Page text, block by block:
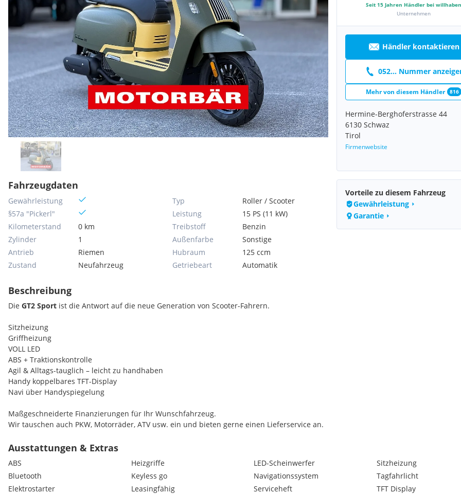
Seit 15 Jahren Händler bei willhaben
Unternehmen
Händler kontaktieren
052... Nummer
Mehr von diesem Händler 816
Hermine-Berghoferstrasse 44
6130 Schwaz
Tirol
Firmenwebsite
Fahrzeugdaten
Gewährleistung
§57a "Pickerl"
Kilometerstand
0 km
Zylinder
1
Antrieb
Riemen
Zustand
Neufahrzeug
Typ
Roller / Scooter
Leistung
15 PS (11 kW)
Treibstoff
Benzin
Außenfarbe
Sonstige
Hubraum
125 ccm
Getriebeart
Automatik
Beschreibung
Die GT2 Sport ist die Antwort auf die neue Generation von Scooter-Fahrern.
Sitzheizung
Griffheizung
VOLL LED
ABS + Traktionskontrolle
Agil & Alltags-tauglich – leicht zu handhaben
Handy koppelbares TFT-Display
Navi über Handyspiegelung
Maßgeschneiderte Finanzierungen für Ihr Wunschfahrzeug.
Wir tauschen auch PKW, Motorräder, ATV usw. ein und bieten gerne einen Lieferservice an.
Nicht-österreichische Kunden kaufen bei uns NETTO (ohne USt & NOVA) und führen nur die
im Heimatstaat gültigen Steuern ab.
Bitte vor einer Besichtigung kurz anrufen oder eine E-Mail schreiben, um die Verfügbarkeit
zu sichern.
Vorteile zu diesem Fahrzeug
Gewährleistung
Garantie
Ausstattungen & Extras
ABS
Bluetooth
Elektrostarter
Heizgriffe
Keyless go
Leasingfähig
LED-Scheinwerfer
Navigationssystem
Serviceheft
Sitzheizung
Tagfahrlicht
TFT Display